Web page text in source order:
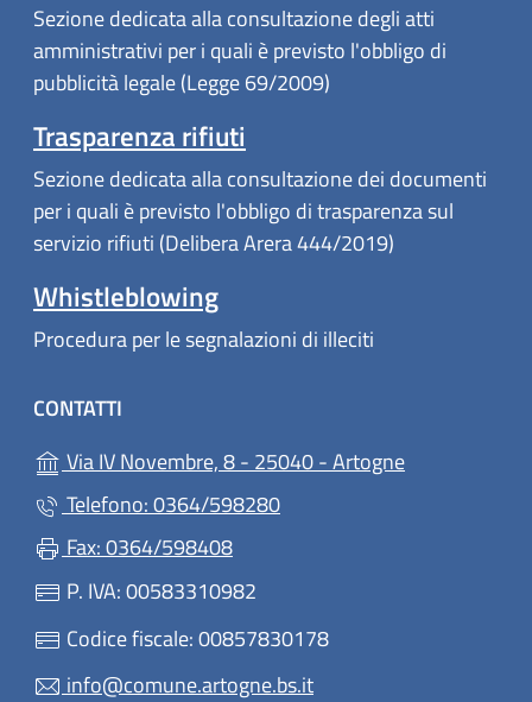
Sezione dedicata alla consultazione degli atti
amministrativi per i quali è previsto l'obbligo di
pubblicità legale (Legge 69/2009)
Trasparenza rifiuti
Sezione dedicata alla consultazione dei documenti
per i quali è previsto l'obbligo di trasparenza sul
servizio rifiuti (Delibera Arera 444/2019)
Whistleblowing
Procedura per le segnalazioni di illeciti
CONTATTI
Via IV Novembre, 8 - 25040 - Artogne(apre in
Telefono: 0364/598280
Fax: 0364/598408
P. IVA: 00583310982
Codice fiscale: 00857830178
info@comune.artogne.bs.it